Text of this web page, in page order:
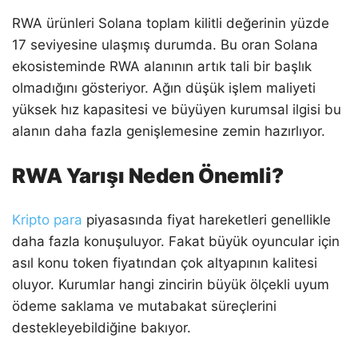
RWA ürünleri Solana toplam kilitli değerinin yüzde
17 seviyesine ulaşmış durumda. Bu oran Solana
ekosisteminde RWA alanının artık tali bir başlık
olmadığını gösteriyor. Ağın düşük işlem maliyeti
yüksek hız kapasitesi ve büyüyen kurumsal ilgisi bu
alanın daha fazla genişlemesine zemin hazırlıyor.
RWA Yarışı Neden Önemli?
Kripto para piyasasında fiyat hareketleri genellikle
daha fazla konuşuluyor. Fakat büyük oyuncular için
asıl konu token fiyatından çok altyapının kalitesi
oluyor. Kurumlar hangi zincirin büyük ölçekli uyum
ödeme saklama ve mutabakat süreçlerini
destekleyebildiğine bakıyor.